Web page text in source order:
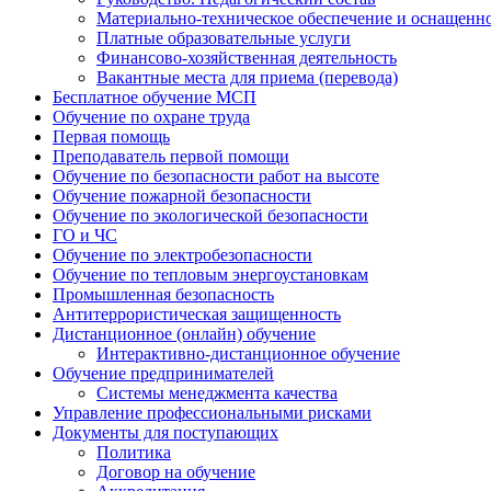
Материально-техническое обеспечение и
Платные образовательные услуги
Финансово-хозяйственная деятельность
Вакантные места для приема (перевода)
Бесплатное обучение МСП
Обучение по охране труда
Первая помощь
Преподаватель первой помощи
Обучение по безопасности работ на высоте
Обучение пожарной безопасности
Обучение по экологической безопасности
ГО и ЧС
Обучение по электробезопасности
Обучение по тепловым энергоустановкам
Промышленная безопасность
Антитеррористическая защищенность
Дистанционное (онлайн) обучение
Интерактивно-дистанционное обучение
Обучение предпринимателей
Системы менеджмента качества
Управление профессиональными рисками
Документы для поступающих
Политика
Договор на обучение